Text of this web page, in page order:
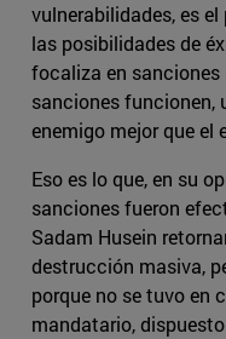
vulnerabilidades, es
las posibilidades de
focaliza en sanciones
sanciones funcionen,
enemigo mejor que el
Eso es lo que, en su
sanciones fueron
Sadam Husein
destrucción masiva,
porque no se tuvo en
mandatario,